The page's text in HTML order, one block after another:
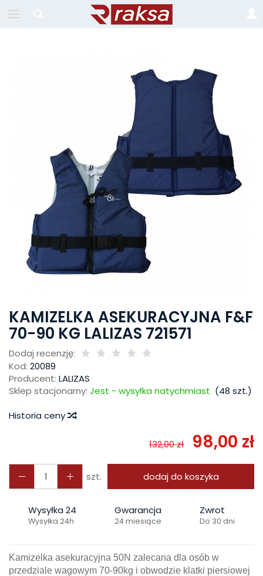
KAMIZELKA ASEKURACYJNA F&F
70-90 KG LALIZAS 721571
Dodaj recenzję:
Kod: 20089
Producent: LALIZAS
Sklep stacjonarny: Jest - wysyłka natychmiast (48 szt.)
Historia ceny
132,00 zł 98,00 zł
szt. dodaj do koszyka
Wysyłka 24
Wysyłka 24h
Gwarancja
24 miesiące
Zwrot
Do 30 dni
Kamizelka asekuracyjna 50N zalecana dla osób w
przedziale wagowym 70-90kg i obwodzie klatki piersiowej